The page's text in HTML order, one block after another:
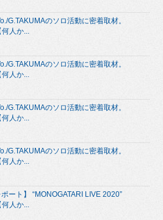
G.TAKUMAのソロ活動に密着取材。
人か...
G.TAKUMAのソロ活動に密着取材。
人か...
G.TAKUMAのソロ活動に密着取材。
人か...
G.TAKUMAのソロ活動に密着取材。
人か...
ポート】 “MONOGATARI LIVE 2020”
人か...